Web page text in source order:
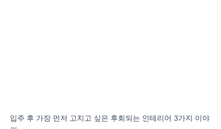
입주 후 가장 먼저 고치고 싶은 후회되는 인테리어 3가지 이야